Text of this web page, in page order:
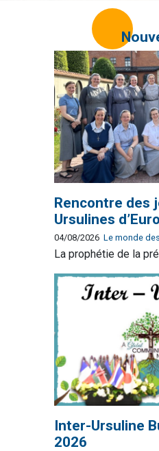
Rencontre des
Ursulines
04/08/2026 Le monde
La prophétie de la
Inter-Ursuline
2026